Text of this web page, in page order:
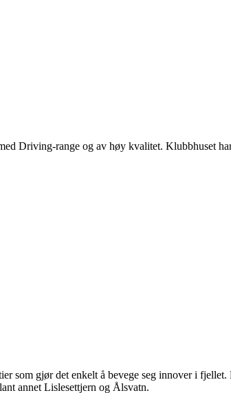
Driving-range og av høy kvalitet. Klubbhuset
som gjør det enkelt å bevege seg innover i
annet Lislesettjern og Ålsvatn.